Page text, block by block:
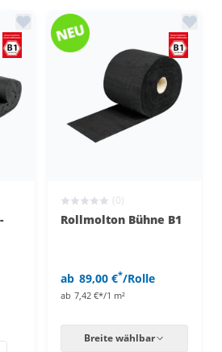
(0)
Rollmolton Bühne B1
ab 89,00 €*/Rolle
ab 7,42 €*/1 m²
Breite wählbar